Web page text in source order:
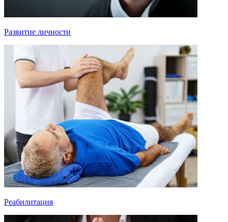
Развитие личности
Реабилитация